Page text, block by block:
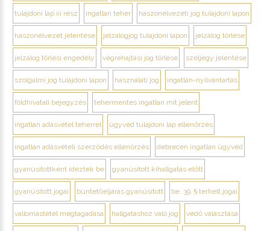
tulajdoni lap iii rész ingatlan teher haszonélvezeti jog tulajdoni lapon
haszonélvezet jelentése jelzálogjog tulajdoni lapon jelzálog törlése
jelzálog törlési engedély végrehajtási jog törlése széljegy jelentése
szolgalmi jog tulajdoni lapon használati jog ingatlan-nyilvántartás
földhivatali bejegyzés tehermentes ingatlan mit jelent
ingatlan adásvétel teherrel ügyvéd tulajdoni lap ellenőrzés
ingatlan adásvételi szerződés ellenőrzés debrecen ingatlan ügyvéd
gyanúsítottként idéztek be gyanúsított kihallgatás előtt
gyanúsított jogai büntetőeljárás gyanúsított be. 39. § terhelt jogai
vallomástétel megtagadása hallgatáshoz való jog védő választása